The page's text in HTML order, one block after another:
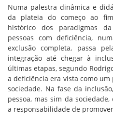
Numa palestra dinâmica e
da plateia do começo ao
histórico dos paradigmas
pessoas com deficiência,
exclusão completa, passa
integração até chegar à
últimas etapas, segundo
a deficiência era vista como
sociedade. Na fase da
pessoa, mas sim da
a responsabilidade de